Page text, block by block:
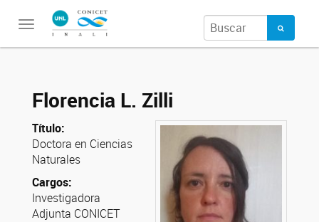
Toggle
Florencia L. Zilli
Título:
Doctora en Ciencias
Naturales
Cargos:
Investigadora
Adjunta CONICET